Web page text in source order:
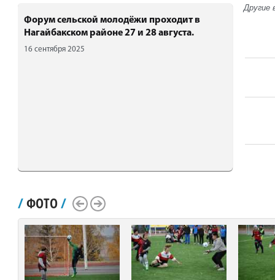
Форум сельской молодёжи проходит в
Нагайбакском районе 27 и 28 августа.
16 сентября 2025
Другие
/ФОТО/
Scroll LeftScroll Right